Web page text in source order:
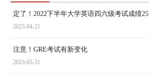
定了！2022下半年大学英语四六级考试成绩
2023-04-21
注意！GRE考试有新变化
2023-05-31